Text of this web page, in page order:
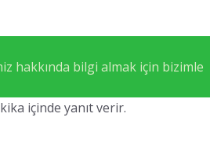
hakkında bilgi almak için bizimle
içinde yanıt verir.